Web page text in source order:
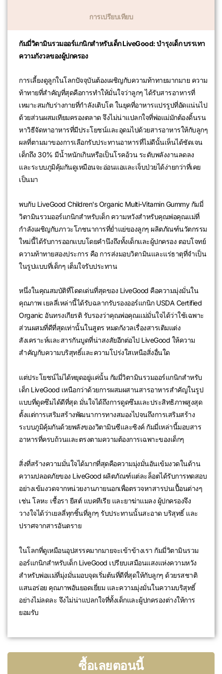
การเปรียบเทียบ
กัมมี่วิตามินรวมออร์แกนิกสำหรับเด็ก LiveGood: บำรุงเด็ก บรรเทา
ความกังวลของผู้ปกครอง
การเลี้ยงดูลูกในโลกปัจจุบันต้องเผชิญกับความท้าทายมากมาย ความ
ท้าทายที่สำคัญที่สุดคือการทำให้มั่นใจว่าลูกๆ ได้รับสารอาหารที่
เหมาะสมกับร่างกายที่กำลังเติบโต ในยุคที่อาหารแปรรูปที่อัดแน่นไป
ด้วยส่วนผสมเทียมครองตลาด จึงไม่น่าแปลกใจที่พ่อแม่มักต้องดิ้นรน
หาวิธีจัดหาอาหารที่มีประโยชน์และอุดมไปด้วยสารอาหารให้กับลูกๆ
ผลที่ตามมาของการเลือกรับประทานอาหารที่ไม่ดีนั้นเห็นได้ชัดเจน
เด็กถึง 30% มีน้ำหนักเกินหรือเป็นโรคอ้วน ระดับพลังงานลดลง
และระบบภูมิคุ้มกันดูเหมือนจะอ่อนแอและเจ็บป่วยได้ง่ายกว่าที่เคย
เป็นมา
พบกับ LiveGood Children's Organic Multi-Vitamin Gummy กัมมี่
วิตามินรวมออร์แกนิกสำหรับเด็ก ความหวังสำหรับคุณพ่อคุณแม่ที่
กำลังเผชิญกับภาวะโภชนาการที่ย่ำแย่ของลูกๆ ผลิตภัณฑ์นวัตกรรม
ใหม่นี้ได้รับการออกแบบโดยคำนึงถึงทั้งเด็กและผู้ปกครอง ตอบโจทย์
ความท้าทายสองประการ คือ การส่งมอบวิตามินและแร่ธาตุที่จำเป็น
ในรูปแบบที่เด็กๆ เต็มใจรับประทาน
หนึ่งในคุณสมบัติที่โดดเด่นที่สุดของ LiveGood คือความมุ่งมั่นใน
คุณภาพ เยลลี่เหล่านี้ได้รับฉลากรับรองออร์แกนิก USDA Certified
Organic อันทรงเกียรติ รับรองว่าคุณพ่อคุณแม่มั่นใจได้ว่าใช้เฉพาะ
ส่วนผสมที่ดีที่สุดเท่านั้นในสูตร หมดกังวลเรื่องสารเติมแต่ง
สังเคราะห์และสารกันบูดที่น่าสงสัยอีกต่อไป LiveGood ให้ความ
สำคัญกับความบริสุทธิ์และความโปร่งใสเหนือสิ่งอื่นใด
แต่ประโยชน์ไม่ได้หยุดอยู่แค่นั้น กัมมี่วิตามินรวมออร์แกนิกสำหรับ
เด็ก LiveGood เหนือกว่าด้วยการผสมผสานสารอาหารสำคัญในรูป
แบบที่ดูดซึมได้ดีที่สุด มั่นใจได้ถึงการดูดซึมและประสิทธิภาพสูงสุด
ตั้งแต่การเสริมสร้างพัฒนาการทางสมองไปจนถึงการเสริมสร้าง
ระบบภูมิคุ้มกันด้วยพลังของวิตามินซีและซิงค์ กัมมี่เหล่านี้มอบสาร
อาหารที่ครบถ้วนและตรงตามความต้องการเฉพาะของเด็กๆ
สิ่งที่สร้างความมั่นใจได้มากที่สุดคือความมุ่งมั่นอันเข้มงวดในด้าน
ความปลอดภัยของ LiveGood ผลิตภัณฑ์แต่ละล็อตได้รับการทดสอบ
อย่างเข้มงวดจากหน่วยงานภายนอกเพื่อตรวจหาสารปนเปื้อนต่างๆ
เช่น โลหะ เชื้อรา ยีสต์ แบคทีเรีย และยาฆ่าแมลง ผู้ปกครองจึง
วางใจได้ว่าเยลลี่ทุกชิ้นที่ลูกๆ รับประทานนั้นสะอาด บริสุทธิ์ และ
ปราศจากสารอันตราย
ในโลกที่ดูเหมือนอุปสรรคมากมายจะเข้าข้างเรา กัมมี่วิตามินรวม
ออร์แกนิกสำหรับเด็ก LiveGood เปรียบเสมือนแสงแห่งความหวัง
สำหรับพ่อแม่ที่มุ่งมั่นมอบจุดเริ่มต้นที่ดีที่สุดให้กับลูกๆ ด้วยรสชาติ
แสนอร่อย คุณภาพอันยอดเยี่ยม และความมุ่งมั่นในความบริสุทธิ์
อย่างไม่ลดละ จึงไม่น่าแปลกใจที่ทั้งเด็กและผู้ปกครองต่างให้การ
ยอมรับ
ซื้อเลยตอนนี้